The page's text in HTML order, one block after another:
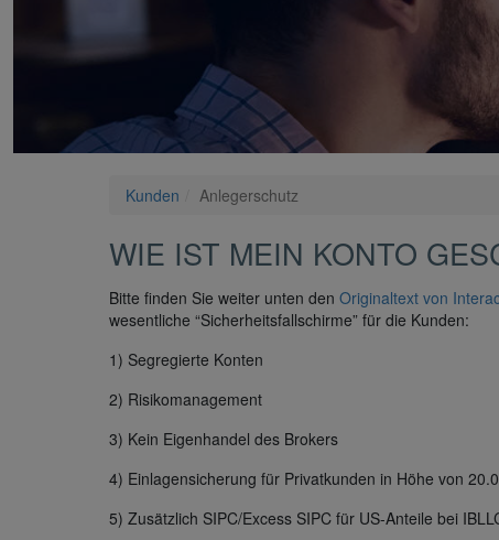
Kunden Anlegerschutz
WIE IST MEIN KONTO
Bitte finden Sie weiter unten den Originaltext von
wesentliche “Sicherheitsfallschirme” für die Kunden:
1) Segregierte Konten
2) Risikomanagement
3) Kein Eigenhandel des Brokers
4) Einlagensicherung für Privatkunden in Höhe von
5) Zusätzlich SIPC/Excess SIPC für US-Anteile bei